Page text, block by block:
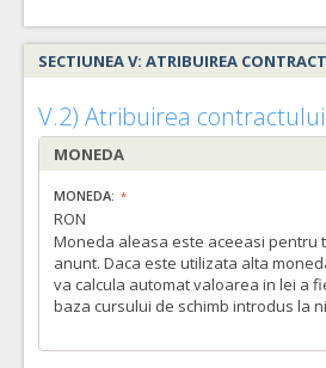
SECTIUNEA V: ATRIBUIREA
V.2) Atribuirea contractului
MONEDA
MONEDA:
RON
Moneda aleasa este aceeasi pentru
anunt. Daca este utilizata alta
va calcula automat valoarea in lei a
baza cursului de schimb introdus la